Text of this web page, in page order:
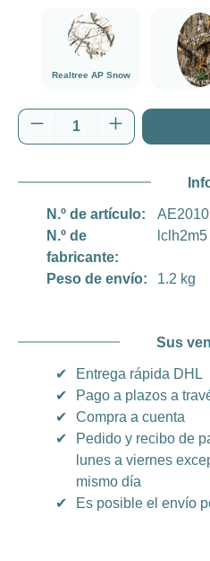
Realtree AP Snow
###Realtree AP
Cantidad del
N.º de artículo:
N.º de
fabricante:
lclh2m5
Peso de envío: 1.2 kg
Sus
✔
Entrega rápida DHL
✔
Pago a plazos a
✔
Compra a cuenta
✔
Pedido y recibo de
lunes a viernes
mismo día
✔
Es posible el envío